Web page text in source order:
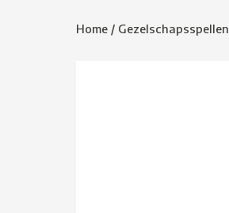
Home / Gezelschapsspellen